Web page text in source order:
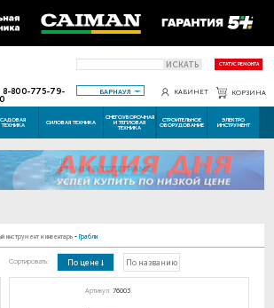
ИСКАТЬ СТАТУС РЕМОНТА
8-800-775-79-
БАРНАУЛ КАБИНЕТ КОРЗИНА
САДОВАЯ
ТЕХНИКА СИЛОВАЯ ТЕХНИКА
СНЕГОУБОРОЧНАЯ
И ТЕПЛОВАЯ
ТЕХНИКА
СТРОИТЕЛЬНОЕ
ОБОРУДОВАНИЕ
ЭЛЕКТРО
ИНСТРУМЕНТ
инструмент и инвентарь - Грабли
Сортировать: По цене По названию
Артикул: 76003